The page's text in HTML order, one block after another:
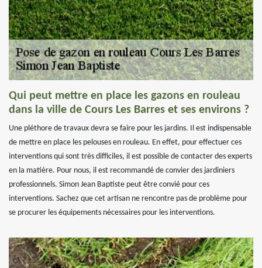
Qui peut mettre en place les gazons en rouleau
dans la ville de Cours Les Barres et ses environs ?
Une pléthore de travaux devra se faire pour les jardins. Il est indispensable
de mettre en place les pelouses en rouleau. En effet, pour effectuer ces
interventions qui sont très difficiles, il est possible de contacter des experts
en la matière. Pour nous, il est recommandé de convier des jardiniers
professionnels. Simon Jean Baptiste peut être convié pour ces
interventions. Sachez que cet artisan ne rencontre pas de problème pour
se procurer les équipements nécessaires pour les interventions.